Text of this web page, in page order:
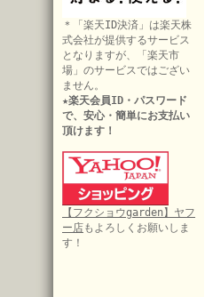
＊「楽天ID決済」は楽天株
式会社が提供するサービス
となりますが、「楽天市
場」のサービスではござい
ません。
★楽天会員ID・パスワード
で、安心・簡単にお支払い
頂けます！
【フクショウgarden】ヤフ
ー店もよろしくお願いしま
す！